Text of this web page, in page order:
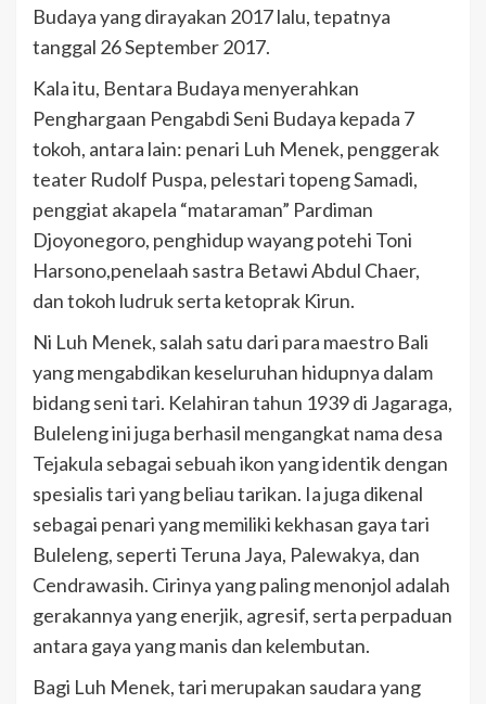
Budaya yang dirayakan 2017 lalu, tepatnya
tanggal 26 September 2017.
Kala itu, Bentara Budaya menyerahkan
Penghargaan Pengabdi Seni Budaya kepada 7
tokoh, antara lain: penari Luh Menek, penggerak
teater Rudolf Puspa, pelestari topeng Samadi,
penggiat akapela “mataraman” Pardiman
Djoyonegoro, penghidup wayang potehi Toni
Harsono,penelaah sastra Betawi Abdul Chaer,
dan tokoh ludruk serta ketoprak Kirun.
Ni Luh Menek, salah satu dari para maestro Bali
yang mengabdikan keseluruhan hidupnya dalam
bidang seni tari. Kelahiran tahun 1939 di Jagaraga,
Buleleng ini juga berhasil mengangkat nama desa
Tejakula sebagai sebuah ikon yang identik dengan
spesialis tari yang beliau tarikan. Ia juga dikenal
sebagai penari yang memiliki kekhasan gaya tari
Buleleng, seperti Teruna Jaya, Palewakya, dan
Cendrawasih. Cirinya yang paling menonjol adalah
gerakannya yang enerjik, agresif, serta perpaduan
antara gaya yang manis dan kelembutan.
Bagi Luh Menek, tari merupakan saudara yang